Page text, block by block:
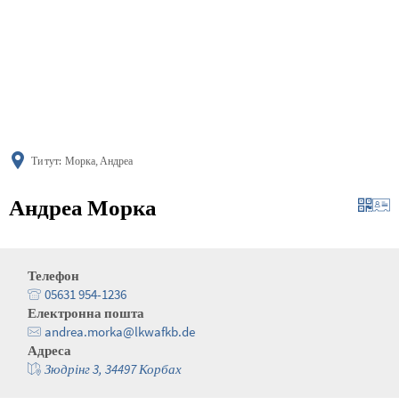
Ти тут: Морка, Андреа
Андреа Морка
Телефон
05631 954-1236
Електронна пошта
andrea.morka@lkwafkb.de
Адреса
Зюдрінг 3, 34497 Корбах